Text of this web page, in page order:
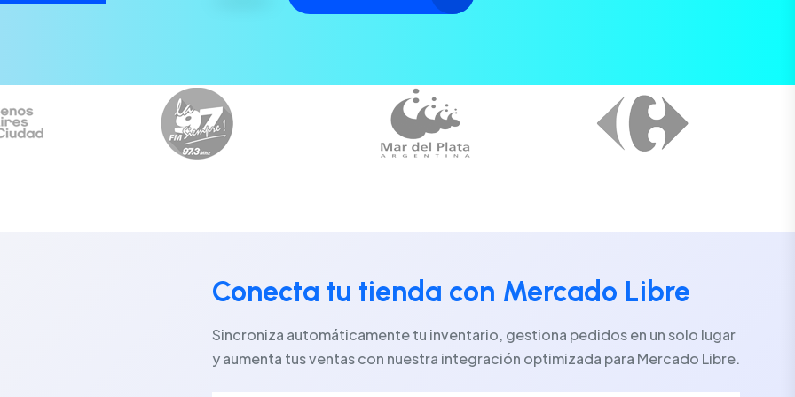
Conecta tu tienda con Mercado Libre
Sincroniza automáticamente tu inventario, gestiona pedidos en un solo lugar
y aumenta tus ventas con nuestra integración optimizada para Mercado Libre.